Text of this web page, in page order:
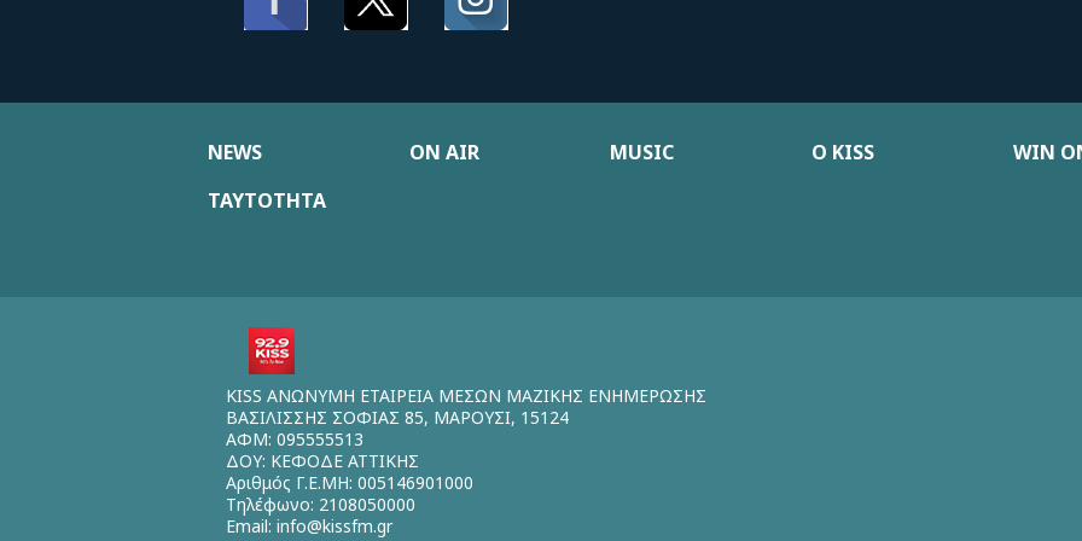
NEWS ON AIR MUSIC Ο KISS WIN
ΤΑΥΤΟΤΗΤΑ
KISS ΑΝΩΝΥΜΗ ΕΤΑΙΡΕΙΑ ΜΕΣΩΝ ΜΑΖΙΚΗΣ ΕΝΗΜΕΡΩΣΗΣ
ΒΑΣΙΛΙΣΣΗΣ ΣΟΦΙΑΣ 85, ΜΑΡΟΥΣΙ, 15124
ΑΦΜ: 095555513
ΔΟΥ: ΚΕΦΟΔΕ ΑΤΤΙΚΗΣ
Αριθμός Γ.Ε.ΜΗ: 005146901000
Τηλέφωνο: 2108050000
Email: info@kissfm.gr